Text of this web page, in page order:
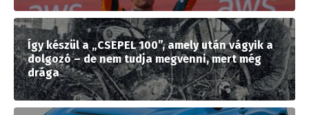
Így készül a „CSEPEL 100”, amely után vágyik a
dolgozó – de nem tudja megvenni, mert még
drága